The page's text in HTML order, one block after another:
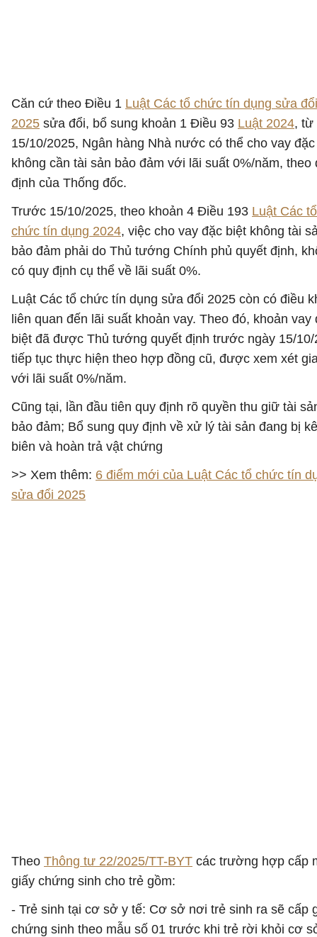
Căn cứ theo Điều 1 Luật Các tổ chức tín dụng sửa đổi
2025 sửa đổi, bổ sung khoản 1 Điều 93 Luật 2024, từ
15/10/2025, Ngân hàng Nhà nước có thể cho vay
không cần tài sản bảo đảm với lãi suất 0%/năm, theo
định của Thống đốc.
Trước 15/10/2025, theo khoản 4 Điều 193 Luật Các tổ
chức tín dụng 2024, việc cho vay đặc biệt không tài
bảo đảm phải do Thủ tướng Chính phủ quyết định,
có quy định cụ thể về lãi suất 0%.
Luật Các tổ chức tín dụng sửa đổi 2025 còn có điều
liên quan đến lãi suất khoản vay. Theo đó, khoản vay
biệt đã được Thủ tướng quyết định trước ngày 15/10/
tiếp tục thực hiện theo hợp đồng cũ, được xem xét
với lãi suất 0%/năm.
Cũng tại, lần đầu tiên quy định rõ quyền thu giữ tài
bảo đảm; Bổ sung quy định về xử lý tài sản đang bị kê
biên và hoàn trả vật chứng
>> Xem thêm: 6 điểm mới của Luật Các tổ chức tín
sửa đổi 2025
Theo Thông tư 22/2025/TT-BYT các trường hợp cấp
giấy chứng sinh cho trẻ gồm:
- Trẻ sinh tại cơ sở y tế: Cơ sở nơi trẻ sinh ra sẽ cấp
chứng sinh theo mẫu số 01 trước khi trẻ rời khỏi cơ